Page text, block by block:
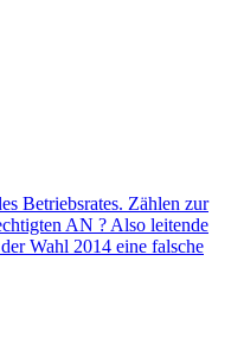
Betriebsrates. Zählen zur
AN ? Also leitende
Wahl 2014 eine falsche